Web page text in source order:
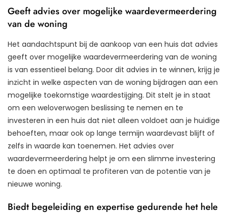
Geeft advies over mogelijke waardevermeerdering
van de woning
Het aandachtspunt bij de aankoop van een huis dat advies
geeft over mogelijke waardevermeerdering van de woning
is van essentieel belang. Door dit advies in te winnen, krijg je
inzicht in welke aspecten van de woning bijdragen aan een
mogelijke toekomstige waardestijging. Dit stelt je in staat
om een weloverwogen beslissing te nemen en te
investeren in een huis dat niet alleen voldoet aan je huidige
behoeften, maar ook op lange termijn waardevast blijft of
zelfs in waarde kan toenemen. Het advies over
waardevermeerdering helpt je om een slimme investering
te doen en optimaal te profiteren van de potentie van je
nieuwe woning.
Biedt begeleiding en expertise gedurende het hele